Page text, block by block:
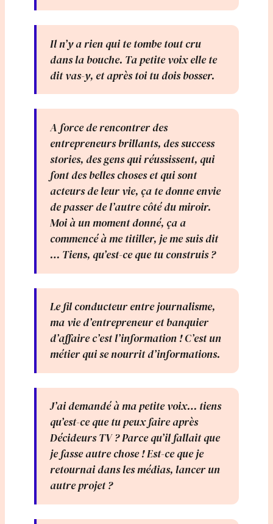
Il n’y a rien qui te tombe tout cru
dans la bouche. Ta petite voix elle te
dit vas-y, et après toi tu dois bosser.
A force de rencontrer des
entrepreneurs brillants, des success
stories, des gens qui réussissent, qui
font des belles choses et qui sont
acteurs de leur vie, ça te donne envie
de passer de l’autre côté du miroir.
Moi à un moment donné, ça a
commencé à me titiller, je me suis dit
… Tiens, qu’est-ce que tu construis ?
Le fil conducteur entre journalisme,
ma vie d’entrepreneur et banquier
d’affaire c’est l’information ! C’est un
métier qui se nourrit d’informations.
J’ai demandé à ma petite voix… tiens
qu’est-ce que tu peux faire après
Décideurs TV ? Parce qu’il fallait que
je fasse autre chose ! Est-ce que je
retournai dans les médias, lancer un
autre projet ?